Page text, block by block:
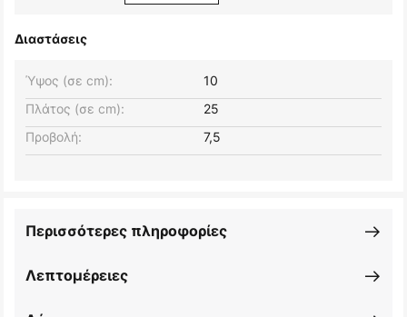
Διαστάσεις
Πλάτος (σε cm): 25
Ύψος (σε cm): 10
Προβολή: 7,5
Λεπτομέρειες
Περισσότερες πληροφορίες